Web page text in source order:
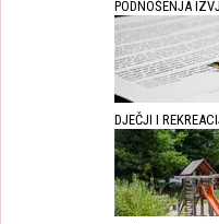
PODNOŠENJA
DJEČJI I